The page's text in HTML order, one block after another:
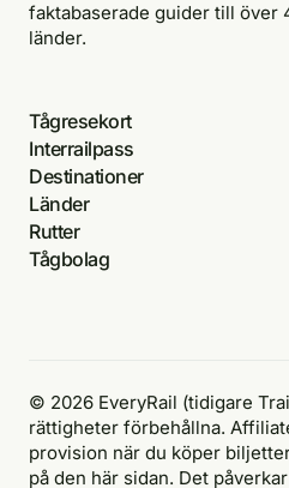
faktabaserade guider till över
länder.
Tågresekort
Interrailpass
Destinationer
Länder
Rutter
Tågbolag
© 2026 EveryRail (tidigare
rättigheter förbehållna.
provision när du köper
på den här sidan. Det